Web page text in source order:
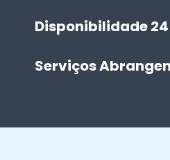
Disponibilidade
Serviços